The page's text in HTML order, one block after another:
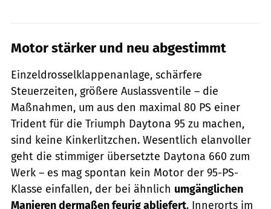
Motor stärker und neu abgestimmt
Einzeldrosselklappenanlage, schärfere
Steuerzeiten, größere Auslassventile – die
Maßnahmen, um aus den maximal 80 PS einer
Trident für die Triumph Daytona 95 zu machen,
sind keine Kinkerlitzchen. Wesentlich elanvoller
geht die stimmiger übersetzte Daytona 660 zum
Werk – es mag spontan kein Motor der 95-PS-
Klasse einfallen, der bei ähnlich umgänglichen
Manieren dermaßen feurig abliefert. Innerorts im